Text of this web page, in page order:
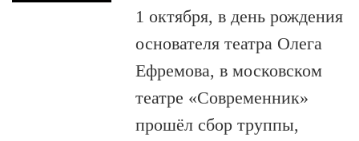
1 октября, в день рождения
основателя театра Олега
Ефремова, в московском
театре «Современник»
прошёл сбор труппы,